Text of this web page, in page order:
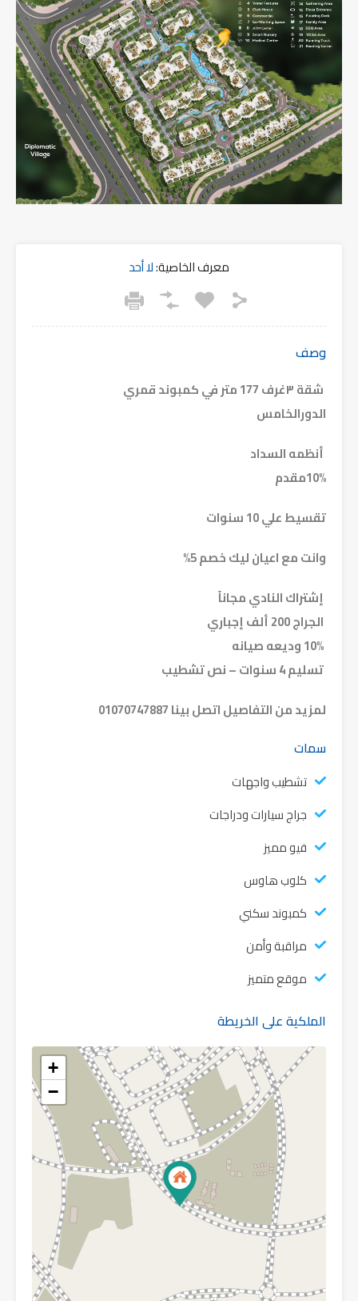
معرف الخاصية:لا أحد
وصف
شقة ٣غرف 177 متر في كمبوند قمري
الدورالخامس
أنظمه السداد
10%مقدم
تقسيط علي 10 سنوات
وانت مع اعيان ليك خصم 5%
إشتراك النادي مجاناً
الجراج 200 ألف إجباري
تسليم 4 سنوات – نص تشطيب
لمزيد من التفاصيل اتصل بينا 01070747887
سمات
تشطيب واجهات
جراج سيارات ودراجات
فيو مميز
كلوب هاوس
كمبوند سكني
مراقبة وأمن
موقع متميز
الملكية على الخريطة
+
−